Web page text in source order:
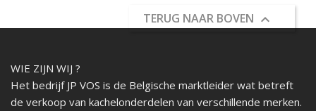
TERUG NAAR BOVEN 
WIE ZIJN WIJ ?
Het bedrijf JP VOS is de Belgische marktleider wat betreft
de verkoop van kachelonderdelen van verschillende merken.